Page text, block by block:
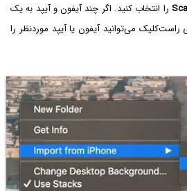
را انتخاب کنید. اگر چند آیفون و آیپد به یک
می‌توانید آیفون یا آیپد موردنظر را